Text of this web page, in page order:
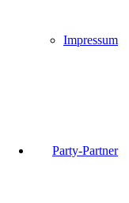
Impressum
Party-Partner